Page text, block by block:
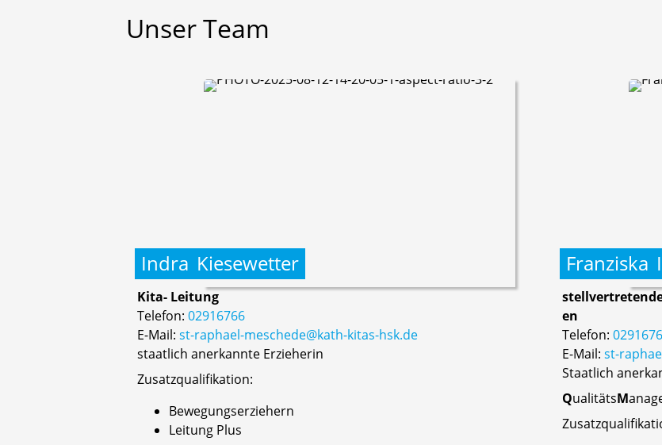
UnserTeam
Indra Kiesewetter
Kita- Leitung
Telefon: 02916766
E-Mail: st-raphael-meschede@kath-kitas-hsk.de
staatlich anerkannte Erzieherin
Zusatzqualifikation:
Bewegungserziehern
Leitung Plus
Franziska
en
Telefon:
E-Mail: st-
Staatlich
QualitätsM